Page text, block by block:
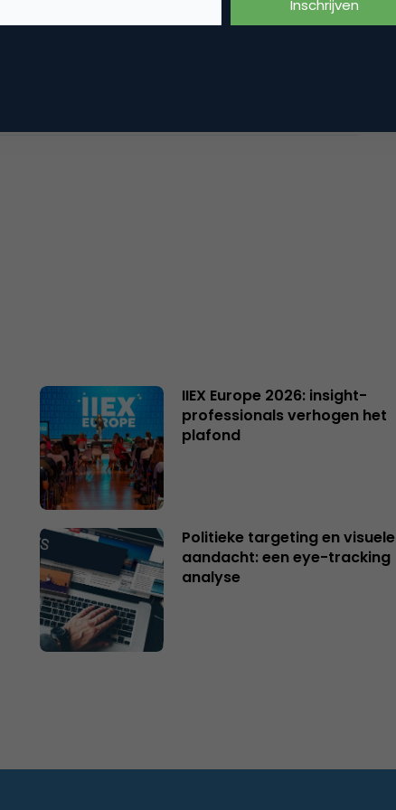
IIEX Europe 2026: insight-
professionals verhogen het
plafond
Politieke targeting en visuele
aandacht: een eye-tracking
analyse